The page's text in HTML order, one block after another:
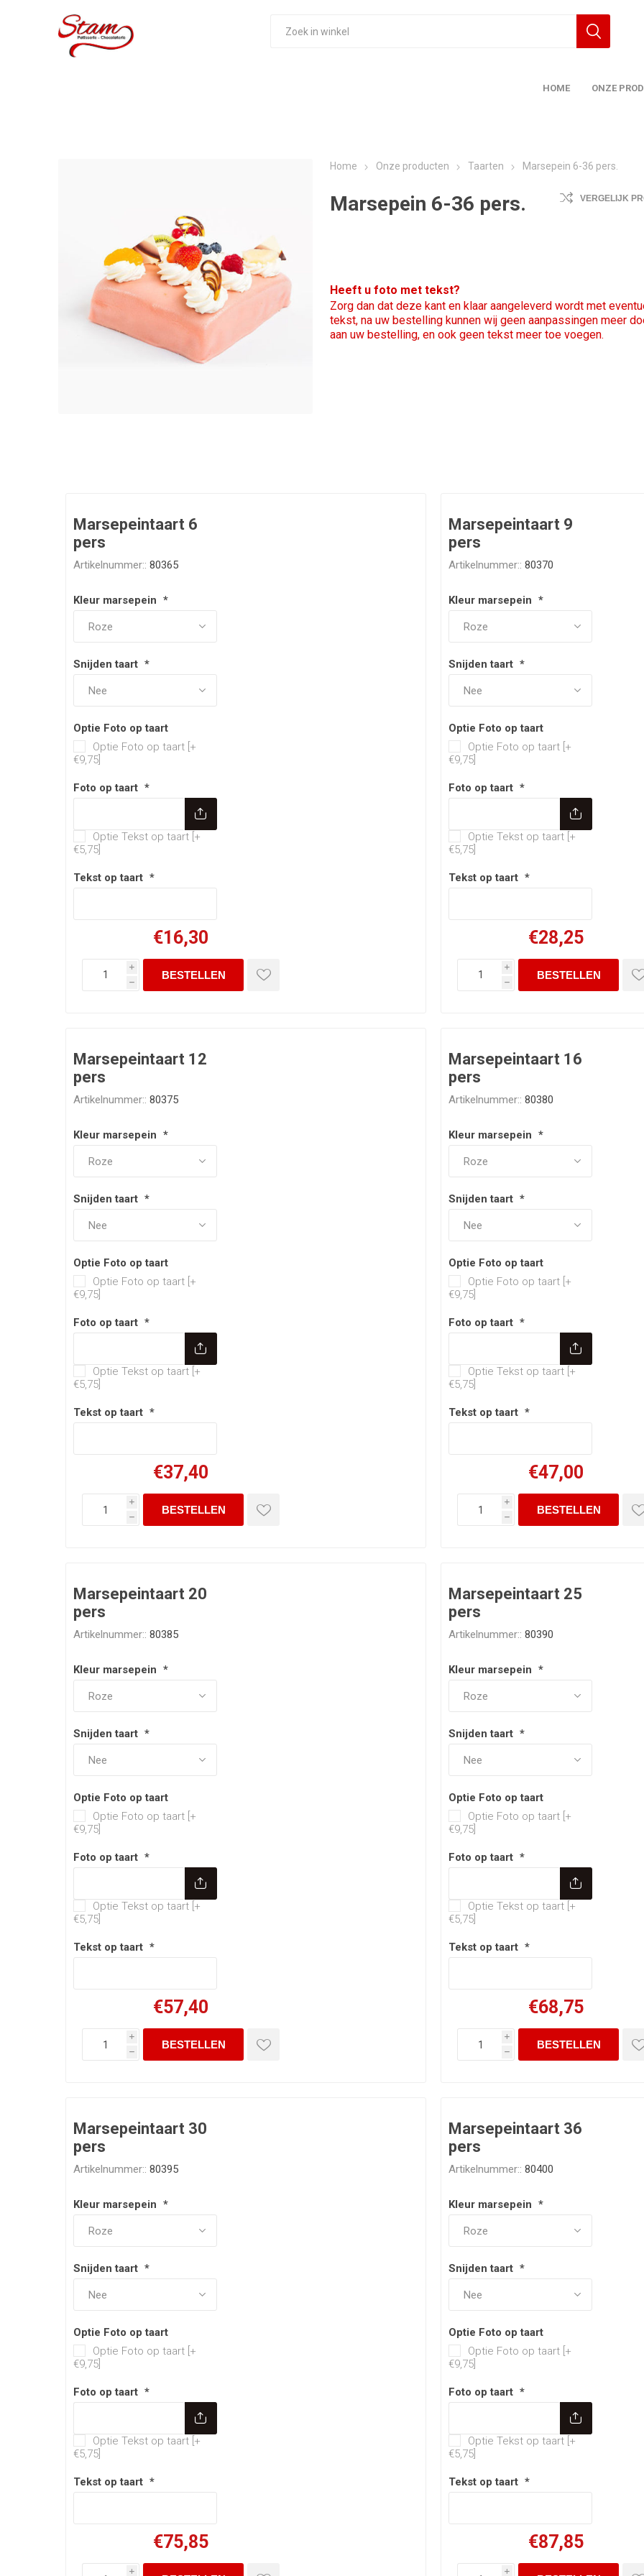
HOME ONZE
Home Onze producten Taarten Marsepein 6-36 pers.
Marsepein 6-36 pers. VERGELIJK
Heeft u foto met tekst?
Zorg dan dat deze kant en klaar aangeleverd wordt met
tekst, na uw bestelling kunnen wij geen aanpassingen meer
aan uw bestelling, en ook geen tekst meer toe voegen.
Marsepeintaart 6
pers
Artikelnummer:: 80365
Kleur marsepein *
Snijden taart *
Optie Foto op taart
Optie Foto op taart [+
€9,75]
Foto op taart *
Optie Tekst op taart
Optie Tekst op taart [+
€5,75]
Tekst op taart *
€16,30
i
h
Marsepeintaart 9
pers
Artikelnummer:: 80370
Kleur marsepein *
Snijden taart *
Optie Foto op taart
Optie Foto op taart [+
€9,75]
Foto op taart *
Optie Tekst op
Optie Tekst op taart [+
€5,75]
Tekst op taart *
€28,25
i
h
Marsepeintaart 12
pers
Artikelnummer:: 80375
Kleur marsepein *
Snijden taart *
Optie Foto op taart
Optie Foto op taart [+
€9,75]
Foto op taart *
Optie Tekst op taart
Optie Tekst op taart [+
€5,75]
Tekst op taart *
€37,40
i
h
Marsepeintaart 16
pers
Artikelnummer:: 80380
Kleur marsepein *
Snijden taart *
Optie Foto op taart
Optie Foto op taart [+
€9,75]
Foto op taart *
Optie Tekst op
Optie Tekst op taart [+
€5,75]
Tekst op taart *
€47,00
i
h
Marsepeintaart 20
pers
Artikelnummer:: 80385
Kleur marsepein *
Snijden taart *
Optie Foto op taart
Optie Foto op taart [+
€9,75]
Foto op taart *
Optie Tekst op taart
Optie Tekst op taart [+
€5,75]
Tekst op taart *
€57,40
i
h
Marsepeintaart 25
pers
Artikelnummer:: 80390
Kleur marsepein *
Snijden taart *
Optie Foto op taart
Optie Foto op taart [+
€9,75]
Foto op taart *
Optie Tekst op
Optie Tekst op taart [+
€5,75]
Tekst op taart *
€68,75
i
h
Marsepeintaart 30
pers
Artikelnummer:: 80395
Kleur marsepein *
Snijden taart *
Optie Foto op taart
Optie Foto op taart [+
€9,75]
Foto op taart *
Optie Tekst op taart
Optie Tekst op taart [+
€5,75]
Tekst op taart *
€75,85
i
Marsepeintaart 36
pers
Artikelnummer:: 80400
Kleur marsepein *
Snijden taart *
Optie Foto op taart
Optie Foto op taart [+
€9,75]
Foto op taart *
Optie Tekst op
Optie Tekst op taart [+
€5,75]
Tekst op taart *
€87,85
i